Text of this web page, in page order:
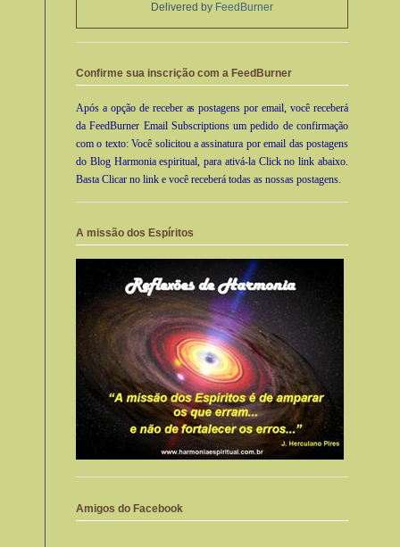
Delivered by FeedBurner
Confirme sua inscrição com a FeedBurner
Após a opção de receber as postagens por email, você receberá
da FeedBurner Email Subscriptions um pedido de confirmação
com o texto: Você solicitou a assinatura por email das postagens
do Blog Harmonia espiritual, para ativá-la Click no link abaixo.
Basta Clicar no link e você receberá todas as nossas postagens.
A missão dos Espíritos
Amigos do Facebook